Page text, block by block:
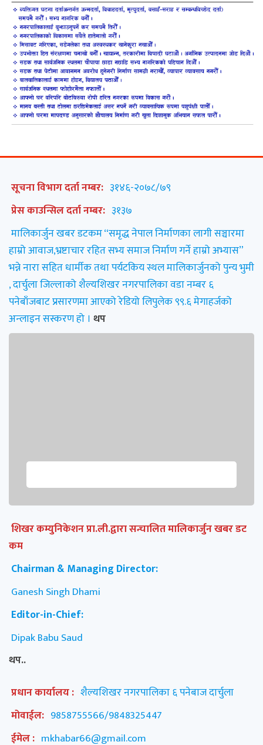
सूचना विभाग दर्ता नम्बर: ३१४६-२०७८/७९
प्रेस काउन्सिल दर्ता नम्बर: ३१३७
मालिकार्जुन खबर डटकम “समृद्ध नेपाल निर्माणका लागी सञ्चारमा
हाम्रो आवाज,भ्रष्टाचार रहित सभ्य समाज निर्माण गर्ने हाम्रो अभ्यास”
भन्ने नारा सहित धार्मीक तथा पर्यटकिय स्थल मालिकार्जुनको पुन्य भुमी
, दार्चुला जिल्लाको शैल्यशिखर नगरपालिका वडा नम्बर ६
पनेबाँजबाट प्रसारणमा आएको रेडियो लिपुलेक ९९.६ मेगाहर्जको
अन्लाइन सस्करण हो । थप
शिखर कम्युनिकेशन प्रा.ली.द्वारा सन्चालित मालिकार्जुन खबर डट
कम
Chairman & Managing Director:
Ganesh Singh Dhami
Editor-in-Chief:
Dipak Babu Saud
थप..
प्रधान कार्यालय : शैल्यशिखर नगरपालिका ६ पनेबाज दार्चुला
मोवाईल: 9858755566/9848325447
ईमेल : mkhabar66@gmail.com